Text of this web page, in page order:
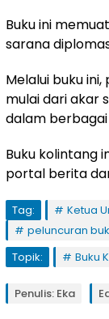
Buku ini
sarana
Melalui buku
mulai dari akar
dalam
Buku kolintang
portal berita
Tag: Ketua
peluncuran
Topik:
Buku
Penulis: Eka